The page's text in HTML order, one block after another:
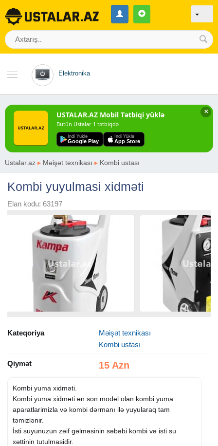
Elektronika
✕
USTALAR.AZ Mobil Tətbiqi yüklə
Bütün Ustalar 1 tətbiqdə
Indi Yüklə
Google Play
Indi Yüklə
App Store
Ustalar.az ▸ Məişət texnikası ▸ Kombi ustası
Kombi yuyulmasi xidməti
Elan kodu: 63197
Kateqoriya
Məişət texnikası
Kombi ustası
Qiymət 15 Azn
Kombi yuma xidməti.
Kombi yuma xidməti ən son model olan kombi yuma
aparatlarimizla və kombi dərmanı ilə yuyularaq tam
təmizlənir.
İsti suyunuzun zəif gəlməsinin səbəbi kombi və isti su
xəttinin tutulmasidir.